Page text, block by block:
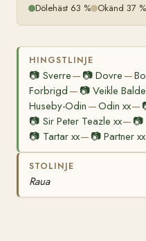
Dölehäst 63 % Okänd 37 %
HINGSTLINJE
📷 Sverre— 📷Dovre —
Forbrigd — 📷Veikle
Huseby-Odin —Odin xx—
📷 Sir Peter Teazle xx— 📷
📷 Tartar xx— 📷Partner xx
STOLINJE
Raua